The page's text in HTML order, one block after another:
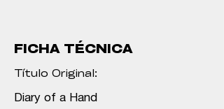
FICHA TÉCNICA
Título Original:
Diary of a Hand